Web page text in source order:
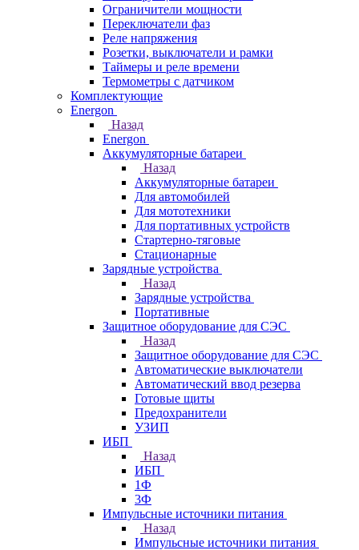
Ограничители мощности
Переключатели фаз
Реле напряжения
Розетки, выключатели и рамки
Таймеры и реле времени
Термометры c датчиком
Комплектующие
Energon
Назад
Energon
Аккумуляторные батареи
Назад
Аккумуляторные батареи
Для автомобилей
Для мототехники
Для портативных устройств
Стартерно-тяговые
Стационарные
Зарядные устройства
Назад
Зарядные устройства
Портативные
Защитное оборудование для СЭС
Назад
Защитное оборудование для СЭС
Автоматические выключатели
Автоматический ввод резерва
Готовые щиты
Предохранители
УЗИП
ИБП
Назад
ИБП
1Ф
3Ф
Импульсные источники питания
Назад
Импульсные источники питания